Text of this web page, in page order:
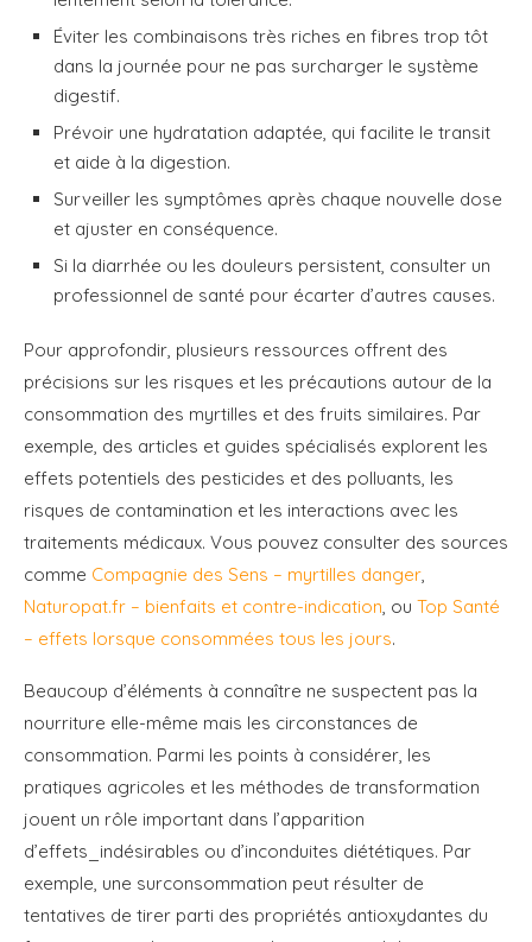
Éviter les combinaisons très riches en fibres trop tôt
dans la journée pour ne pas surcharger le système
digestif.
Prévoir une hydratation adaptée, qui facilite le transit
et aide à la digestion.
Surveiller les symptômes après chaque nouvelle dose
et ajuster en conséquence.
Si la diarrhée ou les douleurs persistent, consulter un
professionnel de santé pour écarter d’autres causes.
Pour approfondir, plusieurs ressources offrent des
précisions sur les risques et les précautions autour de la
consommation des myrtilles et des fruits similaires. Par
exemple, des articles et guides spécialisés explorent les
effets potentiels des pesticides et des polluants, les
risques de contamination et les interactions avec les
traitements médicaux. Vous pouvez consulter des sources
comme Compagnie des Sens – myrtilles danger,
Naturopat.fr – bienfaits et contre-indication, ou Top Santé
– effets lorsque consommées tous les jours.
Beaucoup d’éléments à connaître ne suspectent pas la
nourriture elle-même mais les circonstances de
consommation. Parmi les points à considérer, les
pratiques agricoles et les méthodes de transformation
jouent un rôle important dans l’apparition
d’effets_indésirables ou d’inconduites diététiques. Par
exemple, une surconsommation peut résulter de
tentatives de tirer parti des propriétés antioxydantes du